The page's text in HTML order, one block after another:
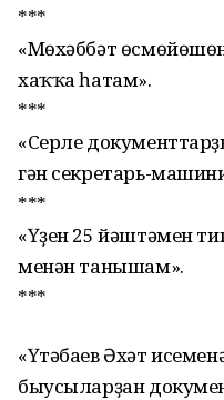
***
«Мөхәббәт
хаҡҡа һатам».
***
«Серле
гән секретарь-
***
«Үҙен 25 йәштәмен
менән танышам».
***
«Үтәбаев Әхәт
быусыларҙан